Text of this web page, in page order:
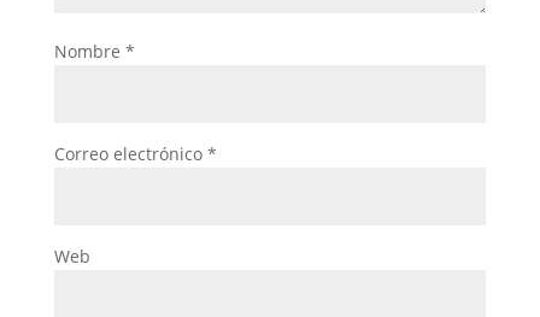
Nombre *
Correo electrónico *
Web